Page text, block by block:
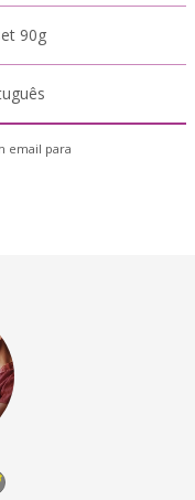
90g
email para